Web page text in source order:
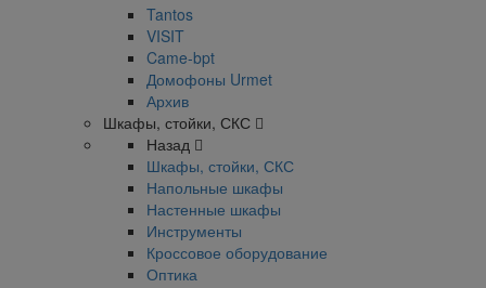
Tantos
VISIT
Came-bpt
Домофоны Urmet
Архив
Шкафы, стойки, СКС
Назад
Шкафы, стойки, СКС
Напольные шкафы
Настенные шкафы
Инструменты
Кроссовое оборудование
Оптика